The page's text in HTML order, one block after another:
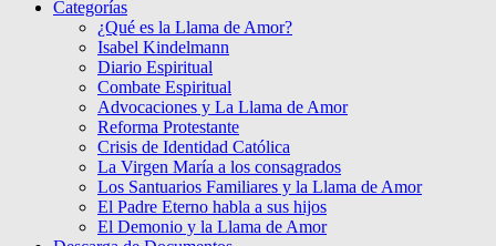
Categorías
¿Qué es la Llama de Amor?
Isabel Kindelmann
Diario Espiritual
Combate Espiritual
Advocaciones y La Llama de Amor
Reforma Protestante
Crisis de Identidad Católica
La Virgen María a los consagrados
Los Santuarios Familiares y la Llama de Amor
El Padre Eterno habla a sus hijos
El Demonio y la Llama de Amor